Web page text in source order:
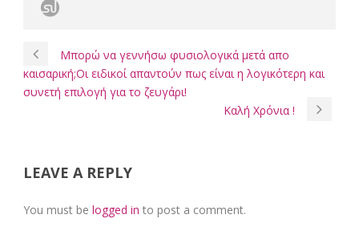
Μπορώ να γεννήσω φυσιολογικά μετά απο
καισαρική;Οι ειδικοί απαντούν πως είναι η λογικότερη και
συνετή επιλογή για το ζευγάρι!
Καλή Χρόνια !
LEAVE A REPLY
You must be logged in to post a comment.